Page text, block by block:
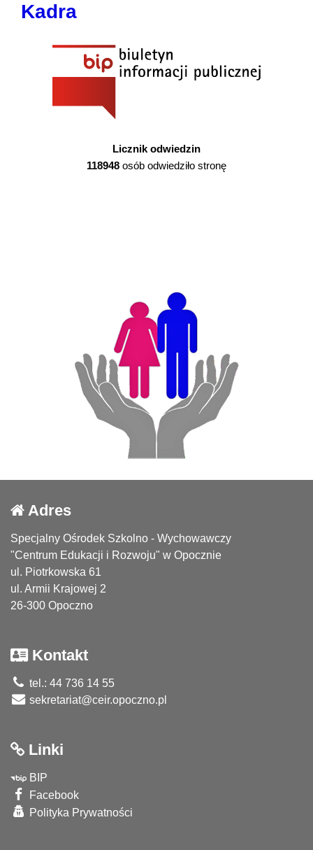
Kadra
Licznik odwiedzin
118948 osób odwiedziło stronę
Adres
Specjalny Ośrodek Szkolno - Wychowawczy
"Centrum Edukacji i Rozwoju" w Opocznie
ul. Piotrkowska 61
ul. Armii Krajowej 2
26-300 Opoczno
Kontakt
tel.: 44 736 14 55
sekretariat@ceir.opoczno.pl
Linki
BIP
Facebook
Polityka Prywatności